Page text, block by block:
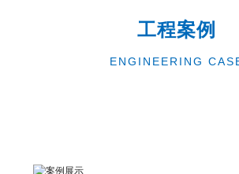
工程案例
ENGINEERING